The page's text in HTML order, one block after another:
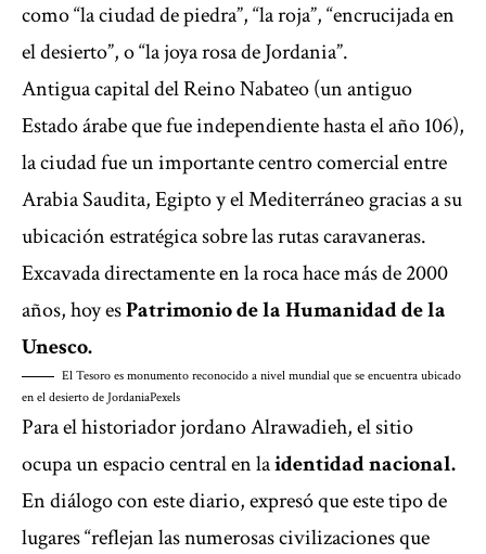
como “la ciudad de piedra”, “la roja”, “encrucijada en
el desierto”, o “la joya rosa de Jordania”.
Antigua capital delReino Nabateo(un antiguo
Estado árabe que fue independiente hasta el año 106),
la ciudad fue un importante centro comercial entre
Arabia Saudita, Egipto y el Mediterráneo gracias a su
ubicación estratégica sobre las rutas caravaneras.
Excavada directamente en la roca hace más de 2000
años, hoy esPatrimonio de la Humanidad de la
Unesco.
El Tesoro es monumento reconocido a nivel mundial que se encuentra ubicado
en el desierto de JordaniaPexels
Para el historiador jordano Alrawadieh, el sitio
ocupa un espacio central en laidentidad nacional.
En diálogo con este diario, expresó que este tipo de
lugares “reflejan las numerosas civilizaciones que